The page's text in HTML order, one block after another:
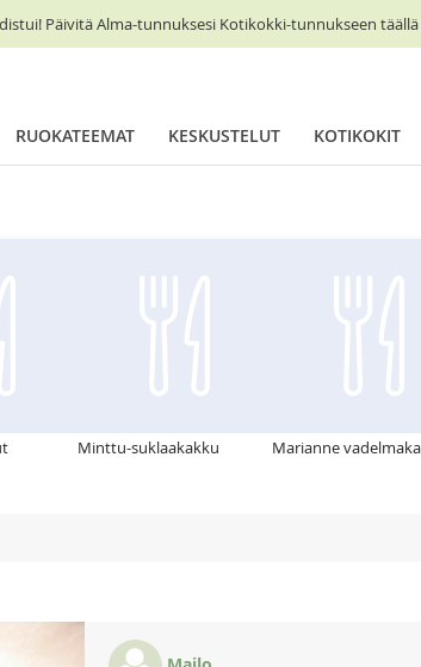
Päivitä Alma-tunnuksesi Kotikokki-tunnukseen täällä
RUOKATEEMAT KESKUSTELUT KOTIKOKIT
Minttu-suklaakakku Marianne